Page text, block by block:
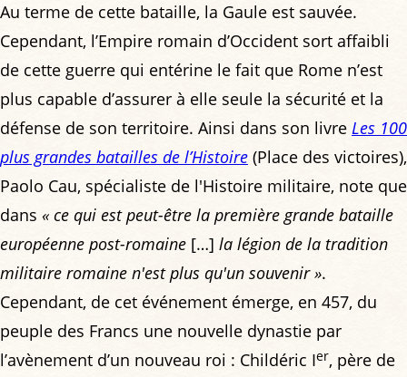
Au terme de cette bataille, la Gaule est sauvée.
Cependant, l’Empire romain d’Occident sort affaibli
de cette guerre qui entérine le fait que Rome n’est
plus capable d’assurer à elle seule la sécurité et la
défense de son territoire. Ainsi dans son livre Les 100
plus grandes batailles de l’Histoire (Place des victoires),
Paolo Cau, spécialiste de l'Histoire militaire, note que
dans « ce qui est peut-être la première grande bataille
européenne post-romaine […] la légion de la tradition
militaire romaine n'est plus qu'un souvenir ».
Cependant, de cet événement émerge, en 457, du
peuple des Francs une nouvelle dynastie par
l’avènement d’un nouveau roi : Childéric Ier, père de